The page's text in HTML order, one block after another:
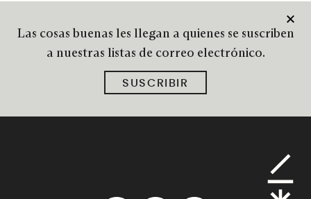
Las cosas buenas les llegan a quienes se suscriben
a nuestras listas de correo electrónico.
SUSCRIBIR